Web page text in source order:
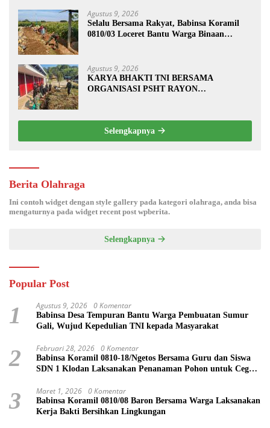
Agustus 9, 2026
Selalu Bersama Rakyat, Babinsa Koramil
0810/03 Loceret Bantu Warga Binaan
Agustus 9, 2026
KARYA BHAKTI TNI BERSAMA
ORGANISASI PSHT RAYON
KEMANUNGGALAN TNI-RAKYAT
Selengkapnya
Berita Olahraga
Ini contoh widget dengan style gallery pada kategori olahraga, anda bisa
mengaturnya pada widget recent post wpberita.
Selengkapnya
Popular Post
1 Agustus 9, 2026 0 Komentar
Babinsa Desa Tempuran Bantu Warga Pembuatan Sumur
Gali, Wujud Kepedulian TNI kepada Masyarakat
2 Februari 28, 2026 0 Komentar
Babinsa Koramil 0810-18/Ngetos Bersama Guru dan Siswa
SDN 1 Klodan Laksanakan Penanaman Pohon untuk Cegah
3 Maret 1, 2026 0 Komentar
Babinsa Koramil 0810/08 Baron Bersama Warga Laksanakan
Kerja Bakti Bersihkan Lingkungan